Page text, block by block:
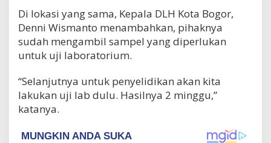
Di lokasi yang sama, Kepala DLH Kota Bogor,
Denni Wismanto menambahkan, pihaknya
sudah mengambil sampel yang diperlukan
untuk uji laboratorium.
“Selanjutnya untuk penyelidikan akan kita
lakukan uji lab dulu. Hasilnya 2 minggu,”
katanya.